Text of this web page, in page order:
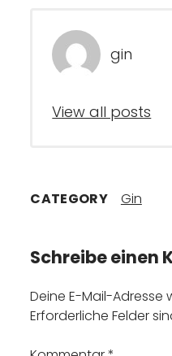
gin
View all posts
CATEGORY Gin
Schreibe einen
Deine E-Mail-
Erforderliche Felder